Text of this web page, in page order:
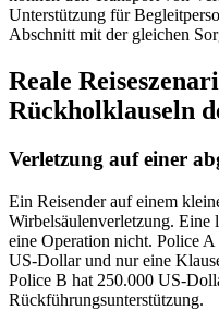
Unterstützung für
Abschnitt mit der gleichen
Reale
Rückholklauseln
Verletzung auf einer
Ein Reisender auf einem
Wirbelsäulenverletzung. Eine
eine Operation nicht. Police
US-Dollar und nur eine
Police B hat 250.000 US-
Rückführungsunterstützung.